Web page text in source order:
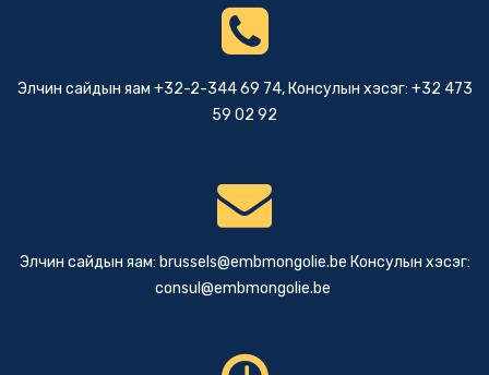
Элчин сайдын яам +32-2-344 69 74, Консулын хэсэг: +32 473
59 02 92
Элчин сайдын яам: brussels@embmongolie.be Консулын хэсэг:
consul@embmongolie.be